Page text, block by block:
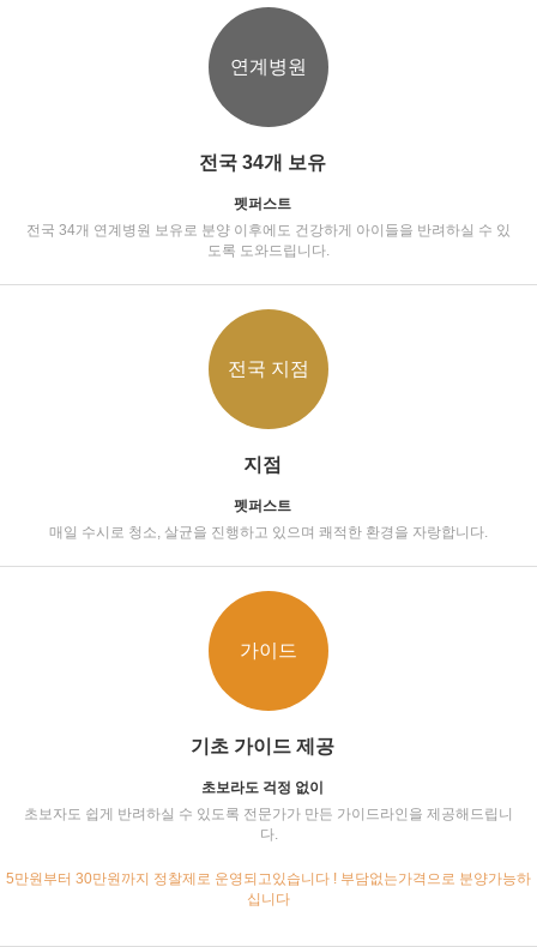
연계병원
전국 34개 보유
펫퍼스트
전국 34개 연계병원 보유로 분양 이후에도 건강하게 아이들을 반려하실 수 있
도록 도와드립니다.
전국 지점
지점
펫퍼스트
매일 수시로 청소, 살균을 진행하고 있으며 쾌적한 환경을 자랑합니다.
가이드
기초 가이드 제공
초보라도 걱정 없이
초보자도 쉽게 반려하실 수 있도록 전문가가 만든 가이드라인을 제공해드립니
다.
5만원부터 30만원까지 정찰제로 운영되고있습니다 ! 부담없는가격으로 분양가능하
십니다